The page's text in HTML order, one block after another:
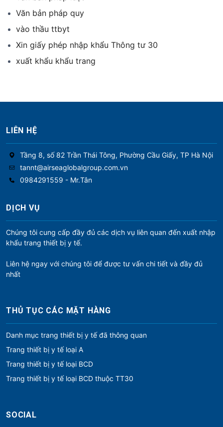
Văn bản pháp quy
vào thầu ttbyt
Xin giấy phép nhập khẩu Thông tư 30
xuất khẩu khẩu trang
LIÊN HỆ
Tầng 8, số 82 Trần Thái Tông, Phường Cầu Giấy, TP Hà Nội
tannt@airseaglobalgroup.com.vn
0984291559 - Mr.Tân
DỊCH VỤ
Chúng tôi cung cấp đầy đủ các dịch vụ liên quan đến xuất nhập
khẩu trang thiết bị y tế.
Liên hệ ngay với chúng tôi để được tư vấn chi tiết và đầy đủ
nhất
THỦ TỤC CÁC MẶT HÀNG
Danh mục trang thiết bị y tế đã thông quan
Trang thiết bị y tế loại A
Trang thiết bị y tế loại BCD
Trang thiết bị y tế loại BCD thuộc TT30
SOCIAL